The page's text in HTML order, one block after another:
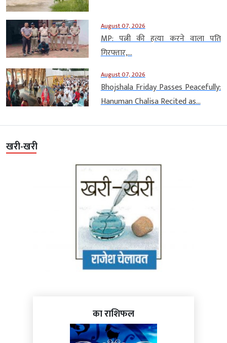
August 07, 2026
MP: पत्नी की हत्या करने वाला पति
गिरफ्तार,...
August 07, 2026
Bhojshala Friday Passes Peacefully:
Hanuman Chalisa Recited as...
खरी-खरी
का राशिफल